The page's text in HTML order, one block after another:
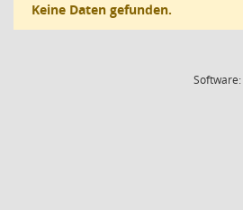
Keine Daten gefunden.
Software: